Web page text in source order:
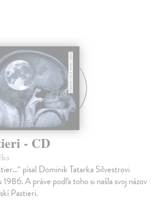
- CD
písal Dominik Tatarka Silvestrovi
A práve podľa toho si našla svoj názov
Pastieri.